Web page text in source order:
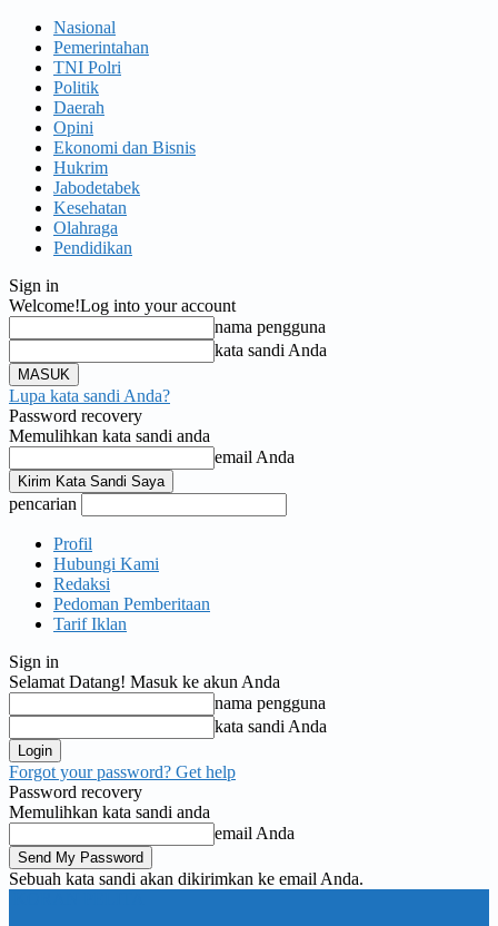
Nasional
Pemerintahan
TNI Polri
Politik
Daerah
Opini
Ekonomi dan Bisnis
Hukrim
Jabodetabek
Kesehatan
Olahraga
Pendidikan
Sign in
Welcome!Log into your account
nama pengguna
kata sandi Anda
Lupa kata sandi Anda?
Password recovery
Memulihkan kata sandi anda
email Anda
pencarian
Profil
Hubungi Kami
Redaksi
Pedoman Pemberitaan
Tarif Iklan
Sign in
Selamat Datang! Masuk ke akun Anda
nama pengguna
kata sandi Anda
Forgot your password? Get help
Password recovery
Memulihkan kata sandi anda
email Anda
Sebuah kata sandi akan dikirimkan ke email Anda.